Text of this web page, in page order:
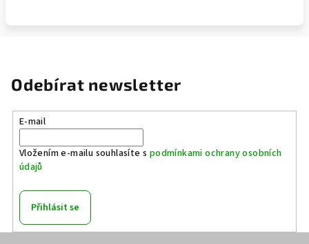
Odebírat newsletter
E-mail
Vložením e-mailu souhlasíte s podmínkami ochrany osobních
údajů
Přihlásit se